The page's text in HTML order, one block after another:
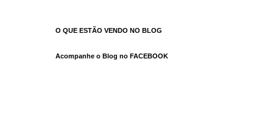
O QUE ESTÃO VENDO NO BLOG
Acompanhe o Blog no FACEBOOK